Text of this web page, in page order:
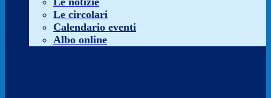
Le circolari
Calendario eventi
Albo online